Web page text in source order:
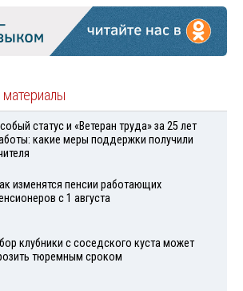
статус и «Ветеран труда» за 25 лет
какие меры поддержки получили
изменятся пенсии работающих
с 1 августа
клубники с соседского куста может
тюремным сроком